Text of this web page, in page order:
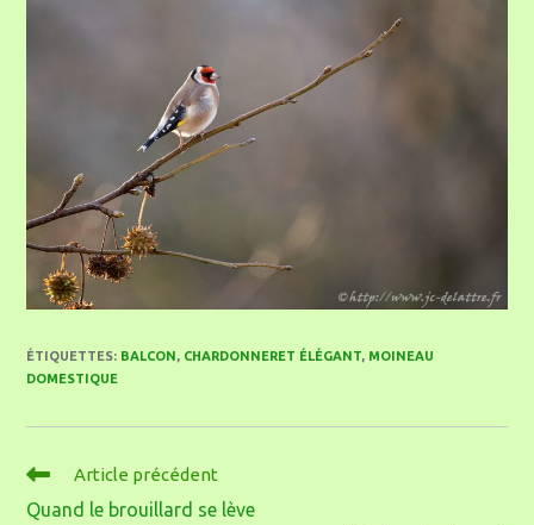
ÉTIQUETTES: BALCON, CHARDONNERET ÉLÉGANT, MOINEAU
DOMESTIQUE
Article précédent
Quand le brouillard se lève